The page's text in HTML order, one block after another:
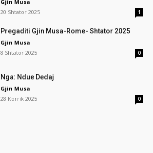
Gjin Musa
20 Shtator 2025
1
Pregaditi Gjin Musa-Rome- Shtator 2025
Gjin Musa
8 Shtator 2025
0
Nga: Ndue Dedaj
Gjin Musa
28 Korrik 2025
0